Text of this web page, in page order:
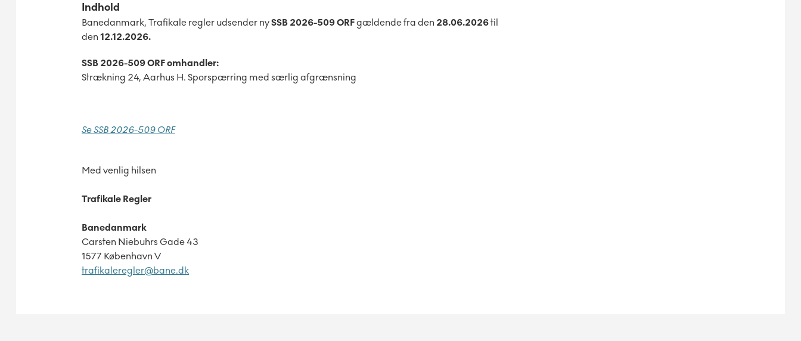
Indhold
Banedanmark, Trafikale regler udsender nySSB 2026-509 ORFgældende fra den 28.06.2026til
den 12.12.2026.
SSB 2026-509 ORF omhandler:
Strækning 24, Aarhus H. Sporspærring med særlig afgrænsning
Se SSB 2026-509 ORF
Med venlig hilsen
Trafikale Regler
Banedanmark
Carsten Niebuhrs Gade 43
1577 København V
trafikaleregler@bane.dk